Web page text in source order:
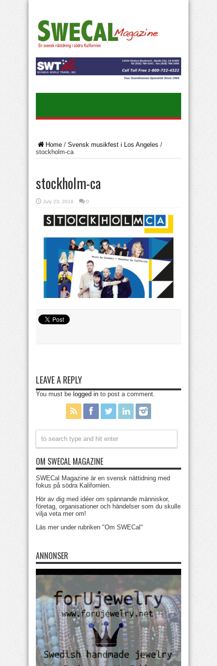
Home / Svensk musikfest i Los Angeles /
stockholm-ca
stockholm-ca
July 23, 2016 0
LEAVE A REPLY
You must be logged in to post a comment.
OM SWECAL MAGAZINE
SWECal Magazine är en svensk nättidning med
fokus på södra Kalifornien.
Hör av dig med idéer om spännande människor,
företag, organisationer och händelser som du skulle
vilja veta mer om!
Läs mer under rubriken "Om SWECal"
ANNONSER